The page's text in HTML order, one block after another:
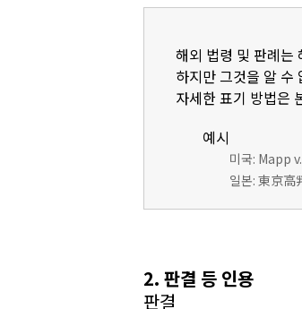
해외 법령 및 판례는
하지만 그것을 알 수
자세한 표기 방법은
예시
미국: Mapp
일본: 東京
2. 판결 등 인용
판결